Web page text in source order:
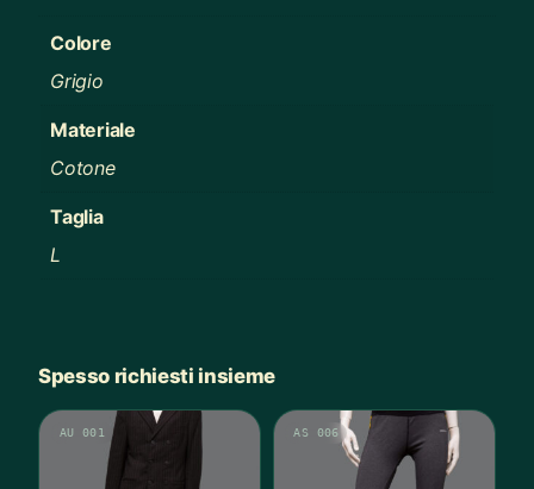
Colore
Grigio
Materiale
Cotone
Taglia
L
Spesso richiesti insieme
AU 001 AS 006